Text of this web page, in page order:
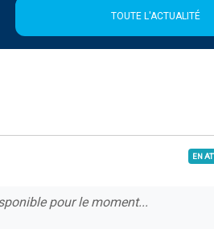
TOUTE L'ACTUALITÉ
EN
pour le moment...